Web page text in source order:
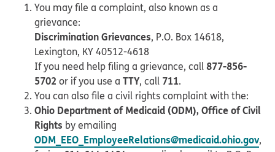
You may file a complaint, also known as a
grievance:
Discrimination Grievances, P.O. Box 14618,
Lexington, KY 40512-4618
If you need help filing a grievance, call877-856-
5702 or if you use a TTY, call 711.
You can also file a civil rights complaint with the:
Ohio Department of Medicaid (ODM), Office of Civil
Rights by emailing
ODM_EEO_EmployeeRelations@medicaid.ohio.gov,